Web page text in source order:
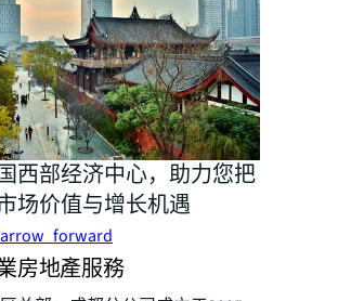
西部经济中心，助力您把
场价值与增长机遇
arrow_forward
房地產服務